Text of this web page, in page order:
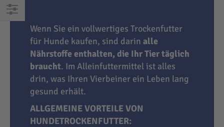
EINKAUFEN
Wenn Sie ein vollwertiges Trockenfutter
für Hunde kaufen, sind darin alle
Nährstoffe enthalten, die Ihr Tier täglich
braucht. Im Alleinfuttermittel ist alles
drin, was Ihren Vierbeiner ein Leben lang
gesund erhält.
ALLGEMEINE VORTEILE VON
HUNDETROCKENFUTTER: